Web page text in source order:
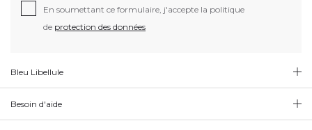
En soumettant ce formulaire, j'accepte la politique
de protection des données
Bleu Libellule
Besoin d'aide